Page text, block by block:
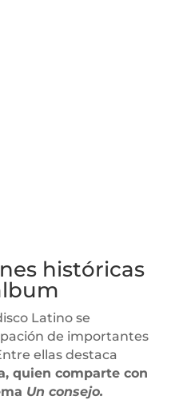
históricas
Latino se
de importantes
ellas destaca
quien comparte con
Un consejo.